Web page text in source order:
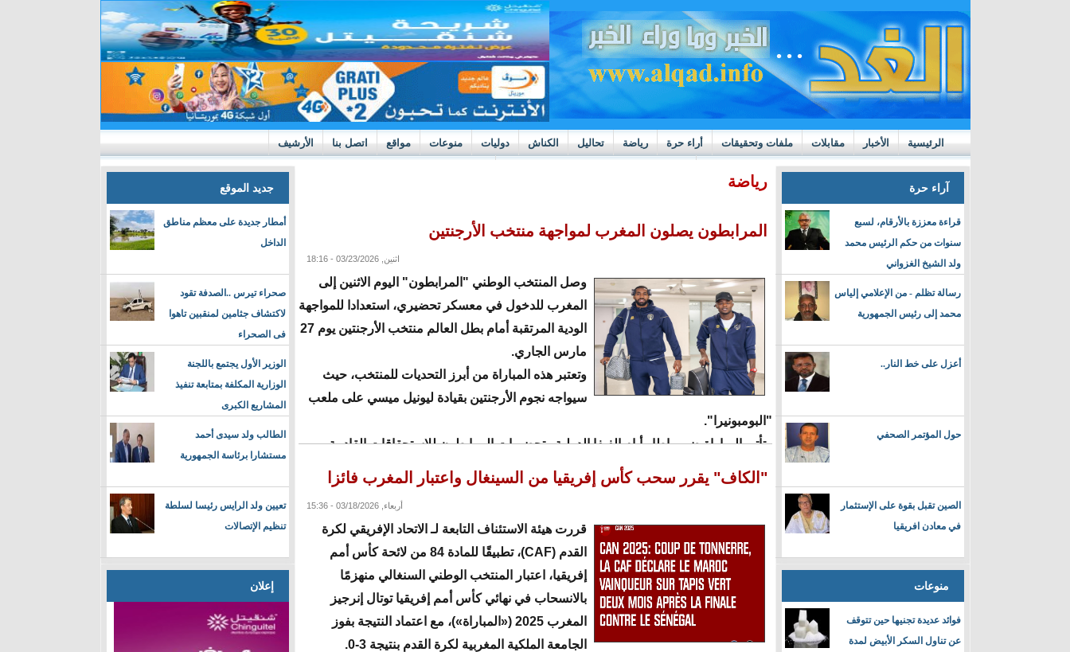
الرئيسية الأخبار مقابلات ملفات وتحقيقات أراء حرة رياضة تحاليل الكناش دوليات منوعات مواقع اتصل بنا الأرشيف
https://m.youtube.com/watch?v=GN10qW4W4hQ
آراء حرة
قراءة معززة بالأرقام، لسبع
سنوات من حكم الرئيس محمد
ولد الشيخ الغزواني
رسالة تظلم - من الإعلامي إلياس
محمد إلى رئيس الجمهورية
أعزل على خط النار..
حول المؤتمر الصحفي
الصين تقبل بقوة على الإستثمار
في معادن افريقيا
منوعات
فوائد عديدة تجنيها حين تتوقف
عن تناول السكر الأبيض لمدة
رياضة
المرابطون يصلون المغرب لمواجهة منتخب الأرجنتين
اثنين, 03/23/2026 - 18:16
وصل المنتخب الوطني "المرابطون" اليوم الاثنين إلى
المغرب للدخول في معسكر تحضيري، استعدادا للمواجهة
الودية المرتقبة أمام بطل العالم منتخب الأرجنتين يوم 27
مارس الجاري.
وتعتبر هذه المباراة من أبرز التحديات للمنتخب، حيث
سيواجه نجوم الأرجنتين بقيادة ليونيل ميسي على ملعب
"البومبونيرا".
وتأتي المباراة ضمن إطار أيام الفيفا الدولية وتحضيرات المرابطون للاستحقاقات القادمة،
وسط اهتمام كبير انعكس في ارتفاع أسعار التذاكر.
البقية
"الكاف" يقرر سحب كأس إفريقيا من السينغال واعتبار المغرب فائزا
أربعاء, 03/18/2026 - 15:36
قررت هيئة الاستئناف التابعة لـ الاتحاد الإفريقي لكرة
القدم (CAF)، تطبيقًا للمادة 84 من لائحة كأس أمم
إفريقيا، اعتبار المنتخب الوطني السنغالي منهزمًا
بالانسحاب في نهائي كأس أمم إفريقيا توتال إنرجيز
المغرب 2025 («المباراة»)، مع اعتماد النتيجة بفوز
الجامعة الملكية المغربية لكرة القدم بنتيجة 3-0.
جديد الموقع
أمطار جديدة على معظم مناطق
الداخل
صحراء تيرس ..الصدفة تقود
لاكتشاف جثامين لمنقبين تاهوا
فى الصحراء
الوزير الأول يجتمع باللجنة
الوزارية المكلفة بمتابعة تنفيذ
المشاريع الكبرى
الطالب ولد سيدى أحمد
مستشارا برئاسة الجمهورية
تعيين ولد الرايس رئيسا لسلطة
تنظيم الإتصالات
إعلان